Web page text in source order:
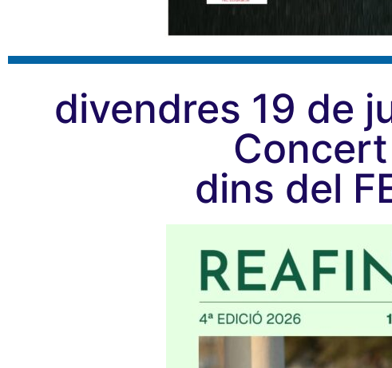
divendres 19 de
Concert
dins del